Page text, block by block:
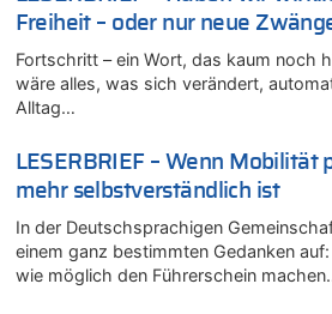
Belgier knackt Jackpot bei Lotterie
mehr als 111 Millionen €
08.08.2026 - 17:45 von Der Alte zu
Zwölf Jahre nach Aachener
Leipzig, Mechernich und die Frage:
Drohnen mit Strengstoff? War es
Zweite Hitzewelle in diesem Sommer
08.08.2026 - 16:20 von Russentrolle
Leipzig, Mechernich und die Frage:
Freiheit – oder nur neue
Fortschritt – ein Wort, das kaum noch
wäre alles, was sich verändert,
Alltag…
LESERBRIEF – Wenn Mobilität
mehr selbstverständlich ist
In der Deutschsprachigen
einem ganz bestimmten Gedanken
wie möglich den Führerschein